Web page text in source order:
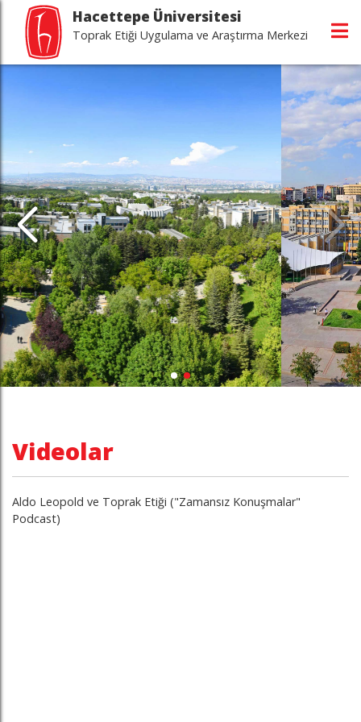
Hacettepe Üniversitesi
Toprak Etiği Uygulama ve Araştırma Merkezi
Videolar
Aldo Leopold ve Toprak Etiği ("Zamansız Konuşmalar"
Podcast)